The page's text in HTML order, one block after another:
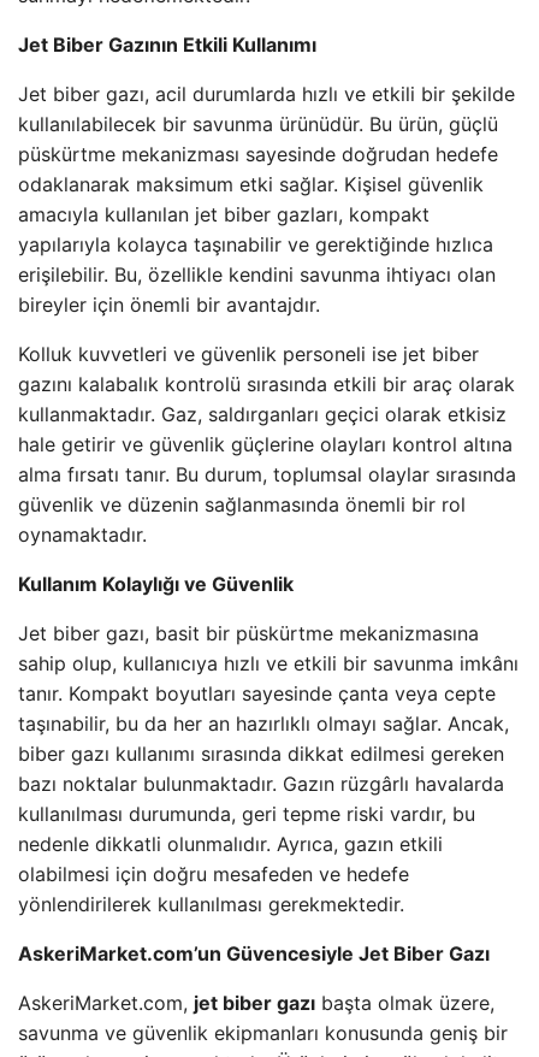
Jet Biber Gazının Etkili Kullanımı
Jet biber gazı, acil durumlarda hızlı ve etkili bir şekilde
kullanılabilecek bir savunma ürünüdür. Bu ürün, güçlü
püskürtme mekanizması sayesinde doğrudan hedefe
odaklanarak maksimum etki sağlar. Kişisel güvenlik
amacıyla kullanılan jet biber gazları, kompakt
yapılarıyla kolayca taşınabilir ve gerektiğinde hızlıca
erişilebilir. Bu, özellikle kendini savunma ihtiyacı olan
bireyler için önemli bir avantajdır.
Kolluk kuvvetleri ve güvenlik personeli ise jet biber
gazını kalabalık kontrolü sırasında etkili bir araç olarak
kullanmaktadır. Gaz, saldırganları geçici olarak etkisiz
hale getirir ve güvenlik güçlerine olayları kontrol altına
alma fırsatı tanır. Bu durum, toplumsal olaylar sırasında
güvenlik ve düzenin sağlanmasında önemli bir rol
oynamaktadır.
Kullanım Kolaylığı ve Güvenlik
Jet biber gazı, basit bir püskürtme mekanizmasına
sahip olup, kullanıcıya hızlı ve etkili bir savunma imkânı
tanır. Kompakt boyutları sayesinde çanta veya cepte
taşınabilir, bu da her an hazırlıklı olmayı sağlar. Ancak,
biber gazı kullanımı sırasında dikkat edilmesi gereken
bazı noktalar bulunmaktadır. Gazın rüzgârlı havalarda
kullanılması durumunda, geri tepme riski vardır, bu
nedenle dikkatli olunmalıdır. Ayrıca, gazın etkili
olabilmesi için doğru mesafeden ve hedefe
yönlendirilerek kullanılması gerekmektedir.
AskeriMarket.com’un Güvencesiyle Jet Biber Gazı
AskeriMarket.com, jet biber gazı başta olmak üzere,
savunma ve güvenlik ekipmanları konusunda geniş bir